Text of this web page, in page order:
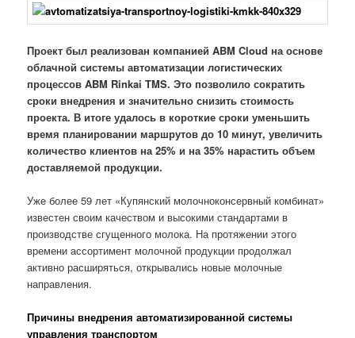
Проект был реализован компанией ABM Cloud на основе
облачной системы автоматизации логистических
процессов ABM Rinkai TMS. Это позволило сократить
сроки внедрения и значительно снизить стоимость
проекта. В итоге удалось в короткие сроки уменьшить
время планировании маршрутов до 10 минут, увеличить
количество клиентов на 25% и на 35% нарастить объем
доставляемой продукции.
Уже более 59 лет «Купянский молочноконсервный комбинат»
известен своим качеством и высокими стандартами в
производстве сгущенного молока. На протяжении этого
времени ассортимент молочной продукции продолжал
активно расширяться, открывались новые молочные
направления.
Причины внедрения автоматизированной системы
управления транспортом